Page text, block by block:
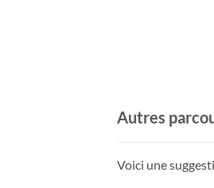
Autres
Voici une